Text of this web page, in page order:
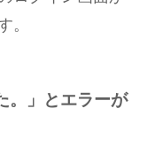
。
。」とエラーが